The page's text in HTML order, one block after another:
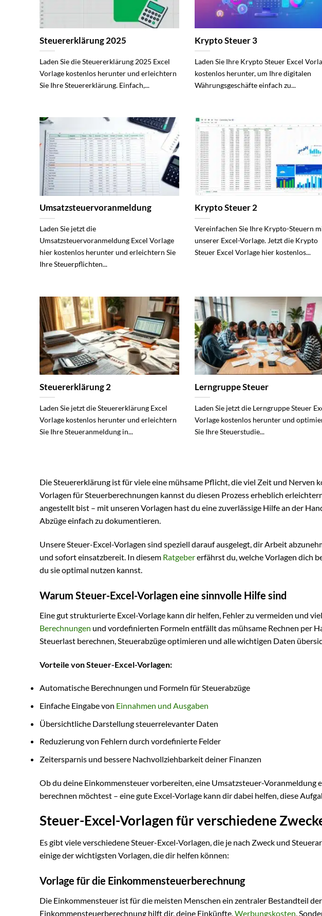
Steuererklärung 2025
Laden Sie die Steuererklärung 2025 Excel
Vorlage kostenlos herunter und erleichtern
Sie Ihre Steuererklärung. Einfach,...
Krypto Steuer 3
Laden Sie Ihre Krypto Steuer Excel
kostenlos herunter, um Ihre digitalen
Währungsgeschäfte einfach zu...
Umsatzsteuervoranmeldung
Laden Sie jetzt die
Umsatzsteuervoranmeldung Excel Vorlage
hier kostenlos herunter und erleichtern Sie
Ihre Steuerpflichten...
Krypto Steuer 2
Vereinfachen Sie Ihre Krypto-Steuern
unserer Excel-Vorlage. Jetzt die Krypto
Steuer Excel Vorlage hier kostenlos...
Steuererklärung 2
Laden Sie jetzt die Steuererklärung Excel
Vorlage kostenlos herunter und erleichtern
Sie Ihre Steueranmeldung in...
Lerngruppe Steuer
Laden Sie jetzt die Lerngruppe Steuer
Vorlage kostenlos herunter und
Sie Ihre Steuerstudie...
Die Steuererklärung ist für viele eine mühsame Pflicht, die viel Zeit und Nerven
Vorlagen für Steuerberechnungen kannst du diesen Prozess erheblich
angestellt bist – mit unseren Vorlagen hast du eine zuverlässige Hilfe an der
Abzüge einfach zu dokumentieren.
Unsere Steuer-Excel-Vorlagen sind speziell darauf ausgelegt, dir Arbeit
und sofort einsatzbereit. In diesem Ratgebererfährst du, welche Vorlagen dich
du sie optimal nutzen kannst.
Warum Steuer-Excel-Vorlagen eine sinnvolle Hilfe sind
Eine gut strukturierte Excel-Vorlage kann dir helfen, Fehler zu vermeiden und
Berechnungen und vordefinierten Formeln entfällt das mühsame Rechnen per
Steuerlast berechnen, Steuerabzüge optimieren und alle wichtigen Daten
Vorteile von Steuer-Excel-Vorlagen:
Automatische Berechnungen und Formeln für Steuerabzüge
Einfache Eingabe von Einnahmen und Ausgaben
Übersichtliche Darstellung steuerrelevanter Daten
Reduzierung von Fehlern durch vordefinierte Felder
Zeitersparnis und bessere Nachvollziehbarkeit deiner Finanzen
Ob du deine Einkommensteuer vorbereiten, eine Umsatzsteuer-Voranmeldung
berechnen möchtest – eine gute Excel-Vorlage kann dir dabei helfen, diese
Steuer-Excel-Vorlagen für verschiedene
Es gibt viele verschiedene Steuer-Excel-Vorlagen, die je nach Zweck und
einige der wichtigsten Vorlagen, die dir helfen können:
Vorlage für die Einkommensteuerberechnung
Die Einkommensteuer ist für die meisten Menschen ein zentraler Bestandteil
Einkommensteuerberechnung hilft dir, deine Einkünfte,Werbungskosten,